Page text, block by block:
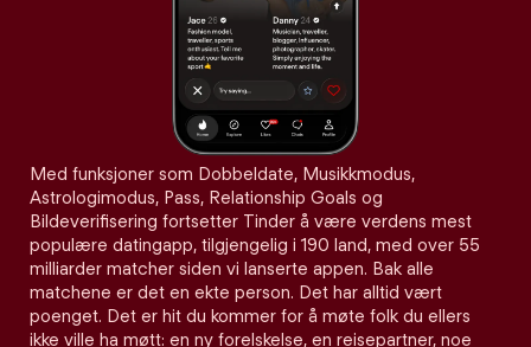
Med funksjoner som Dobbeldate, Musikkmodus,
Astrologimodus, Pass, Relationship Goals og
Bildeverifisering fortsetter Tinder å være verdens mest
populære datingapp, tilgjengelig i 190 land, med over 55
milliarder matcher siden vi lanserte appen. Bak alle
matchene er det en ekte person. Det har alltid vært
poenget. Det er hit du kommer for å møte folk du ellers
ikke ville ha møtt: en ny forelskelse, en reisepartner, noe